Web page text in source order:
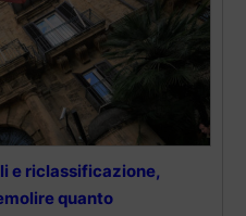
e riclassificazione,
quanto